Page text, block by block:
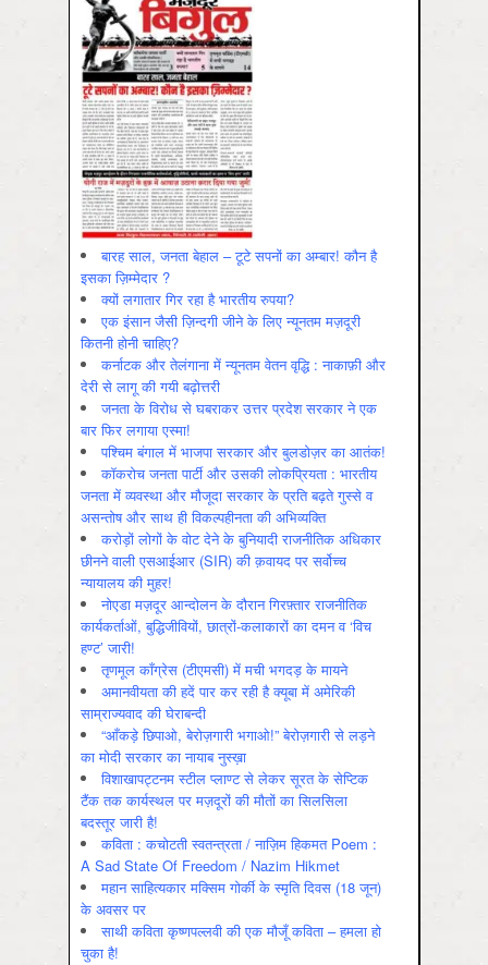
बारह साल, जनता बेहाल – टूटे सपनों का अम्बार! कौन है
इसका ज़िम्मेदार ?
क्यों लगातार गिर रहा है भारतीय रुपया?
एक इंसान जैसी ज़िन्दगी जीने के लिए न्यूनतम मज़दूरी
कितनी होनी चाहिए?
कर्नाटक और तेलंगाना में न्यूनतम वेतन वृद्धि : नाकाफ़ी और
देरी से लागू की गयी बढ़ोत्तरी
जनता के विरोध से घबराकर उत्तर प्रदेश सरकार ने एक
बार फिर लगाया एस्मा!
पश्चिम बंगाल में भाजपा सरकार और बुलडोज़र का आतंक!
कॉकरोच जनता पार्टी और उसकी लोकप्रियता : भारतीय
जनता में व्‍यवस्‍था और मौजूदा सरकार के प्रति बढ़ते गुस्‍से व
असन्‍तोष और साथ ही विकल्‍पहीनता की अभिव्‍यक्ति
करोड़ों लोगों के वोट देने के बुनियादी राजनीतिक अधिकार
छीनने वाली एसआईआर (SIR) की क़वायद पर सर्वोच्च
न्यायालय की मुहर!
नोएडा मज़दूर आन्दोलन के दौरान गिरफ़्तार राजनीतिक
कार्यकर्ताओं, बुद्धिजीवियों, छात्रों-कलाकारों का दमन व ‘विच
हण्ट’ जारी!
तृणमूल काँग्रेस (टीएमसी) में मची भगदड़ के मायने
अमानवीयता की हदें पार कर रही है क्यूबा में अमेरिकी
साम्राज्यवाद की घेराबन्दी
“आँकड़े छिपाओ, बेरोज़गारी भगाओ!” बेरोज़गारी से लड़ने
का मोदी सरकार का नायाब नुस्ख़ा
विशाखापट्टनम स्टील प्लाण्ट से लेकर सूरत के सेप्टिक
टैंक तक कार्यस्थल पर मज़दूरों की मौतों का सिलसिला
बदस्तूर जारी है!
कविता : कचोटती स्वतन्त्रता / नाज़िम हिकमत Poem :
A Sad State Of Freedom / Nazim Hikmet
महान साहित्यकार मक्सिम गोर्की के स्मृति दिवस (18 जून)
के अवसर पर
साथी कविता कृष्णपल्लवी की एक मौजूँ कविता – हमला हो
चुका है!